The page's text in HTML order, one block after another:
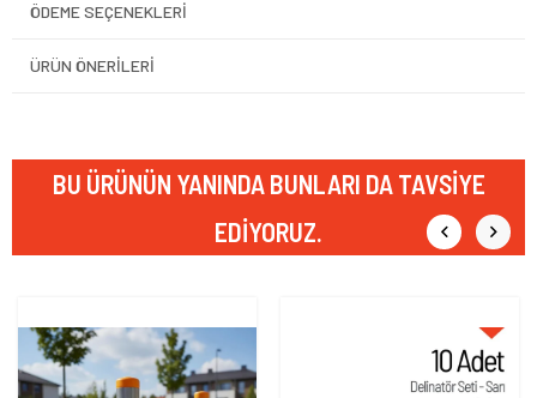
ÖDEME SEÇENEKLERI
ÜRÜN ÖNERILERI
BU ÜRÜNÜN YANINDA BUNLARI DA TAVSIYE
EDIYORUZ.